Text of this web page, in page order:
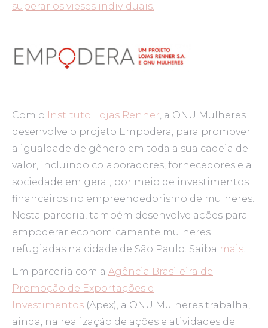
superar os vieses individuais.
Com o Instituto Lojas Renner, a ONU Mulheres
desenvolve o projeto Empodera, para promover
a igualdade de gênero em toda a sua cadeia de
valor, incluindo colaboradores, fornecedores e a
sociedade em geral, por meio de investimentos
financeiros no empreendedorismo de mulheres.
Nesta parceria, também desenvolve ações para
empoderar economicamente mulheres
refugiadas na cidade de São Paulo. Saiba mais.
Em parceria com a Agência Brasileira de
Promoção de Exportações e
Investimentos (Apex), a ONU Mulheres trabalha,
ainda, na realização de ações e atividades de